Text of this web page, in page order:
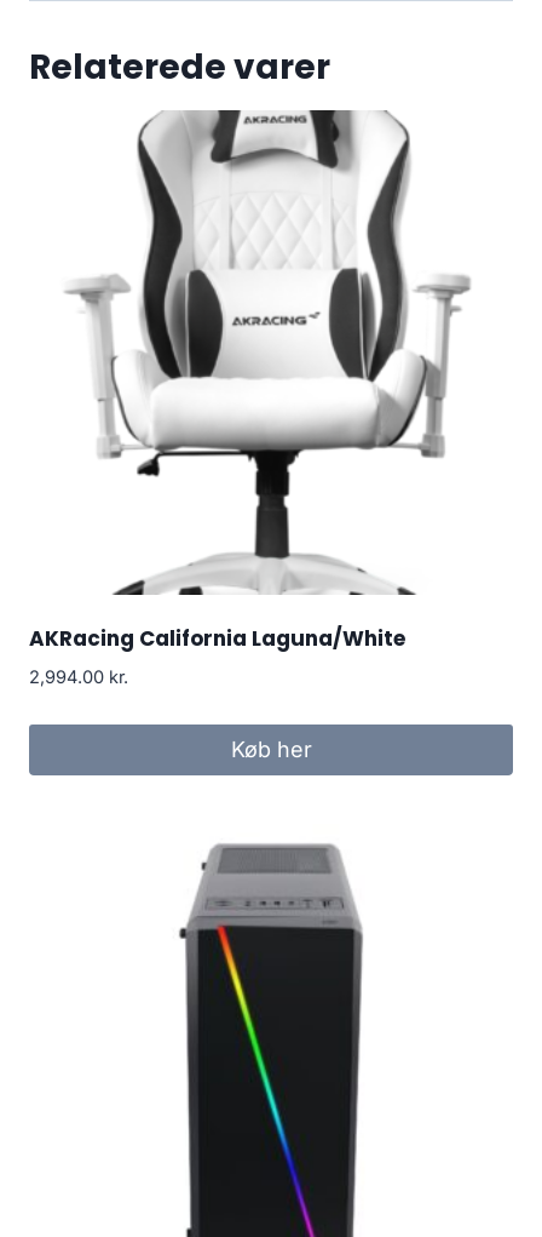
Relaterede varer
AKRacing California Laguna/White
2,994.00 kr.
Køb her